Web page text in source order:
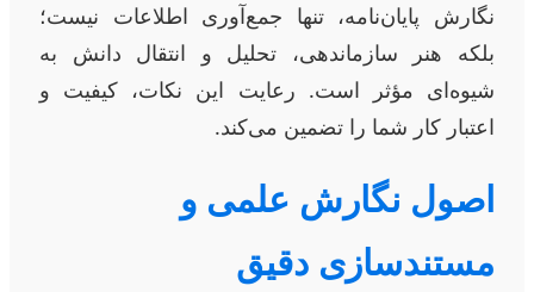
نگارش پایان‌نامه، تنها جمع‌آوری اطلاعات نیست؛
بلکه هنر سازماندهی، تحلیل و انتقال دانش به
شیوه‌ای مؤثر است. رعایت این نکات، کیفیت و
اعتبار کار شما را تضمین می‌کند.
اصول نگارش علمی و
مستندسازی دقیق